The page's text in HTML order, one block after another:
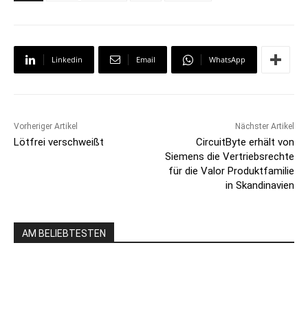
Linkedin Email WhatsApp
Vorheriger Artikel
Lötfrei verschweißt
Nächster Artikel
CircuitByte erhält von
Siemens die Vertriebsrechte
für die Valor Produktfamilie
in Skandinavien
AM BELIEBTESTEN